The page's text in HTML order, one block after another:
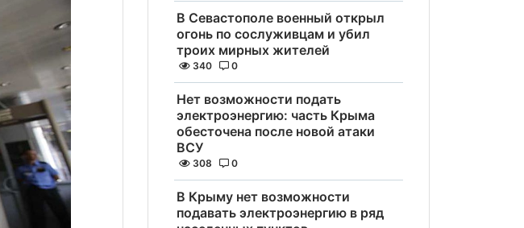
В Севастополе военный открыл
огонь по сослуживцам и убил
троих мирных жителей
340 0
Нет возможности подать
электроэнергию: часть Крыма
обесточена после новой атаки
ВСУ
308 0
В Крыму нет возможности
подавать электроэнергию в ряд